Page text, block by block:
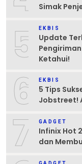
Simak
5 EKBIS
Update
Ketahui!
6 EKBIS
5 Tips
Jobstreet!
7 GADGET
Infinix Hot
dan